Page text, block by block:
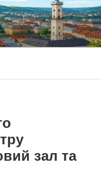
зал та